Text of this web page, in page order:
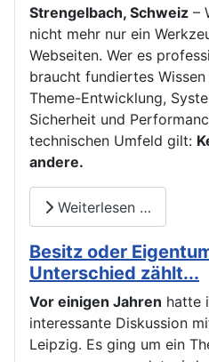
Strengelbach, Schweiz –
nicht mehr nur ein
Webseiten. Wer es
braucht fundiertes
Theme-Entwicklung,
Sicherheit und
technischen Umfeld gilt:
andere.
Weiterlesen …
Besitz oder
Unterschied zählt...
Vor einigen Jahren hatte
interessante Diskussion
Leipzig. Es ging um ein